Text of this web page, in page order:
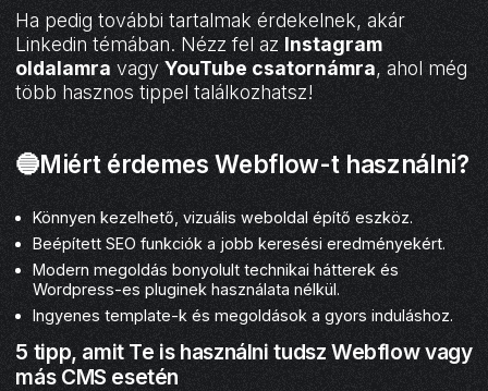
Ha pedig további tartalmak érdekelnek, akár
Linkedin témában. Nézz fel az Instagram
oldalamra vagyYouTube csatornámra, ahol még
több hasznos tippel találkozhatsz!
🔵Miért érdemes Webflow-t használni?
Könnyen kezelhető, vizuális weboldal építő eszköz.
Beépített SEO funkciók a jobb keresési eredményekért.
Modern megoldás bonyolult technikai hátterek és
Wordpress-es pluginek használata nélkül.
Ingyenes template-k és megoldások a gyors induláshoz.
5 tipp, amit Te is használni tudsz Webflow vagy
más CMS esetén